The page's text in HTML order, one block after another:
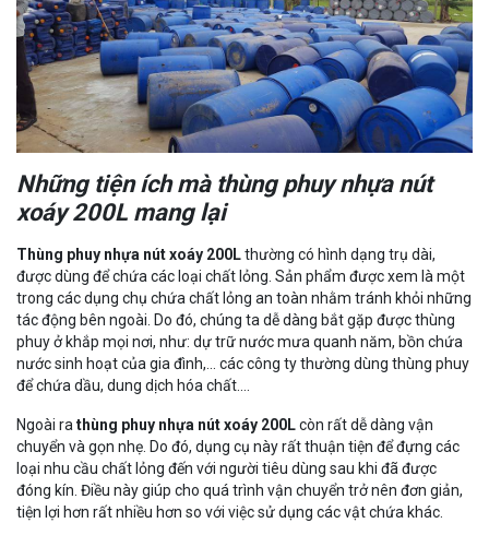
Những tiện ích mà thùng phuy nhựa nút
xoáy 200L mang lại
Thùng phuy nhựa nút xoáy 200Lthường có hình dạng trụ dài,
được dùng để chứa các loại chất lỏng. Sản phẩm được xem là một
trong các dụng chụ chứa chất lỏng an toàn nhằm tránh khỏi những
tác động bên ngoài. Do đó, chúng ta dễ dàng bắt gặp được thùng
phuy ở khắp mọi nơi, như: dự trữ nước mưa quanh năm, bồn chứa
nước sinh hoạt của gia đình,... các công ty thường dùng thùng phuy
để chứa dầu, dung dịch hóa chất.…
Ngoài ra thùng phuy nhựa nút xoáy 200Lcòn rất dễ dàng vận
chuyển và gọn nhẹ. Do đó, dụng cụ này rất thuận tiện để đựng các
loại nhu cầu chất lỏng đến với người tiêu dùng sau khi đã được
đóng kín. Điều này giúp cho quá trình vận chuyển trở nên đơn giản,
tiện lợi hơn rất nhiều hơn so với việc sử dụng các vật chứa khác.